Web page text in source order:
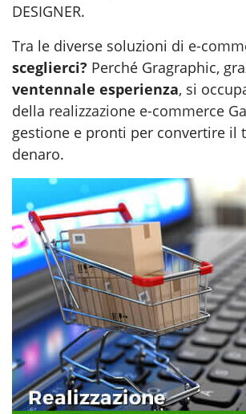
DESIGNER.
Tra le diverse soluzioni di e-
sceglierci? Perché Gragraphic,
ventennale esperienza, si
della realizzazione e-commerce
gestione e pronti per convertire il
denaro.